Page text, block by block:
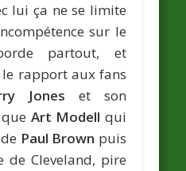
lui ça ne se limite
sur le
partout, et
rapport aux fans
Jones et son
Art Modell qui
Paul Brown puis
Cleveland, pire